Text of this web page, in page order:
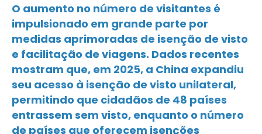
O aumento no número de visitantes é
impulsionado em grande parte por
medidas aprimoradas de isenção de visto
e facilitação de viagens. Dados recentes
mostram que, em 2025, a China expandiu
seu acesso à isenção de visto unilateral,
permitindo que cidadãos de 48 países
entrassem sem visto, enquanto o número
de países que oferecem isenções